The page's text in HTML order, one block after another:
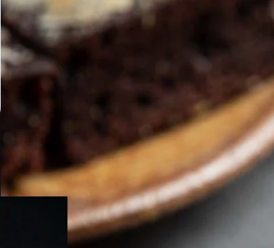
วันที่ 13 มิถุนายน 2565 นายแพทย์สุวรรณชัย วัฒนายิ่งเจริญชัย อธิบ
กระทรวงสาธารณสุข ประกาศปลดล็อกกัญชาออกจากยาเสพติดปร
เมื่อวันที่ 9 มิถุนายน 2565 ที่ผ่านมานั้น เพื่อความปลอดภัยของผู้บ
อนามัยว่าด้วยเรื่องการนำใบกัญชา มาใช้ในการทำ ประกอบ หรือปรุ
| 1515 days ago
Read More